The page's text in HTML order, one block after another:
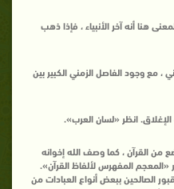
هنا أنه آخر الأنبياء ، فإذا ذهب
، مع وجود الفاصل الزمني الكبير بين
الإغلاق. انظر «لسان العرب».
القرآن ، كما وصف الله إخوانه
«المعجم المفهرس لألفاظ القرآن».
الصالحين ببعض أنواع العبادات من